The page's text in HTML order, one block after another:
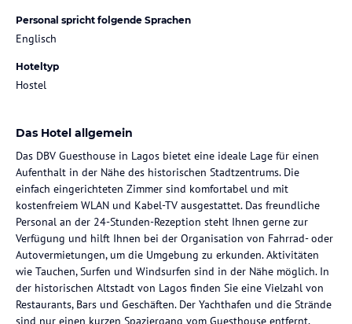
Personal spricht folgende Sprachen
Englisch
Hoteltyp
Hostel
Das Hotel allgemein
Das DBV Guesthouse in Lagos bietet eine ideale Lage für einen
Aufenthalt in der Nähe des historischen Stadtzentrums. Die
einfach eingerichteten Zimmer sind komfortabel und mit
kostenfreiem WLAN und Kabel-TV ausgestattet. Das freundliche
Personal an der 24-Stunden-Rezeption steht Ihnen gerne zur
Verfügung und hilft Ihnen bei der Organisation von Fahrrad- oder
Autovermietungen, um die Umgebung zu erkunden. Aktivitäten
wie Tauchen, Surfen und Windsurfen sind in der Nähe möglich. In
der historischen Altstadt von Lagos finden Sie eine Vielzahl von
Restaurants, Bars und Geschäften. Der Yachthafen und die Strände
sind nur einen kurzen Spaziergang vom Guesthouse entfernt,